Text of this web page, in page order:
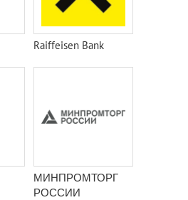
Raiffeisen Bank
МИНПРОМТОРГ
РОССИИ